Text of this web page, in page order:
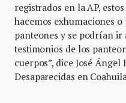
registrados en la AP,
hacemos exhumaciones
panteones y se podrían ir
testimonios de los
cuerpos”, dice José
Desaparecidas en